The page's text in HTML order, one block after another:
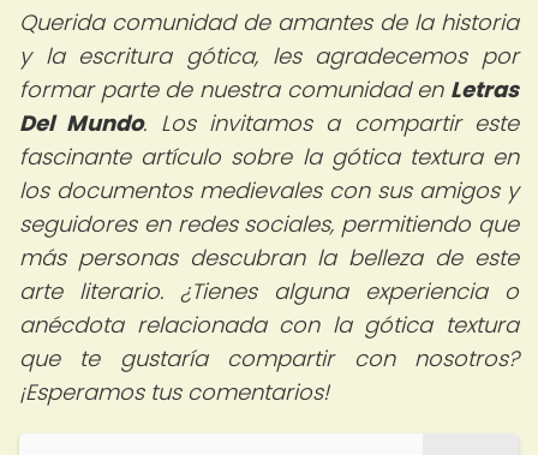
Querida comunidad de amantes de la historia
y la escritura gótica, les agradecemos por
formar parte de nuestra comunidad en Letras
Del Mundo. Los invitamos a compartir este
fascinante artículo sobre la gótica textura en
los documentos medievales con sus amigos y
seguidores en redes sociales, permitiendo que
más personas descubran la belleza de este
arte literario. ¿Tienes alguna experiencia o
anécdota relacionada con la gótica textura
que te gustaría compartir con nosotros?
¡Esperamos tus comentarios!